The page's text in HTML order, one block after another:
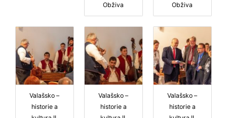
Obživa
Obživa
Valašsko –
historie a
Valašsko –
historie a
Valašsko –
historie a